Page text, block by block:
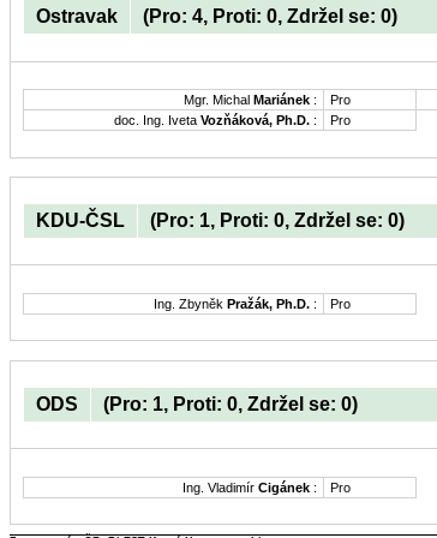
Ostravak (Pro: 4, Proti: 0, Zdržel se: 0)
Mgr. Michal Mariánek : Pro
doc. Ing. Iveta Vozňáková, Ph.D. : Pro
KDU-ČSL (Pro: 1, Proti: 0, Zdržel se: 0)
Ing. Zbyněk Pražák, Ph.D. : Pro
ODS (Pro: 1, Proti: 0, Zdržel se: 0)
Ing. Vladimír Cigánek : Pro